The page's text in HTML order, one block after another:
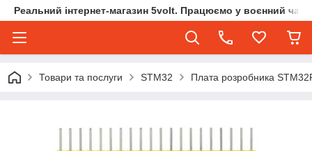
Реальний інтернет-магазин 5volt. Працюємо у воєнний
Товари та послуги STM32 Плата розробника